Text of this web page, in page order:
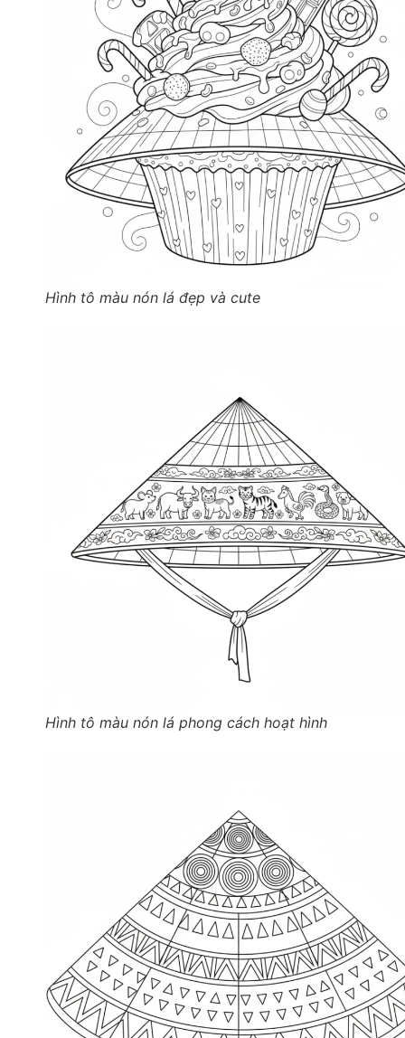
Hình tô màu nón lá đẹp và cute
Hình tô màu nón lá phong cách hoạt hình